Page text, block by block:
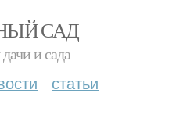
САД
и сада
статьи